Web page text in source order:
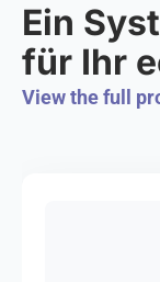
Ein
für Ihr
View the full